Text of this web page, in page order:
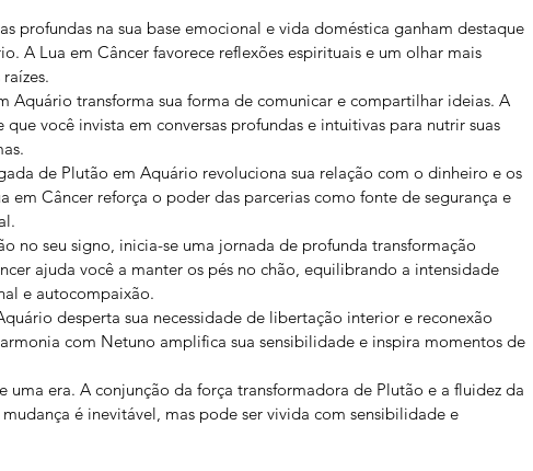
profundas na sua base emocional e vida doméstica ganham destaque
A Lua em Câncer favorece reflexões espirituais e um olhar mais
Aquário transforma sua forma de comunicar e compartilhar ideias. A
que você invista em conversas profundas e intuitivas para nutrir suas
de Plutão em Aquário revoluciona sua relação com o dinheiro e os
em Câncer reforça o poder das parcerias como fonte de segurança e
no seu signo, inicia-se uma jornada de profunda transformação
ajuda você a manter os pés no chão, equilibrando a intensidade
e autocompaixão.
desperta sua necessidade de libertação interior e reconexão
com Netuno amplifica sua sensibilidade e inspira momentos de
uma era. A conjunção da força transformadora de Plutão e a fluidez da
é inevitável, mas pode ser vivida com sensibilidade e